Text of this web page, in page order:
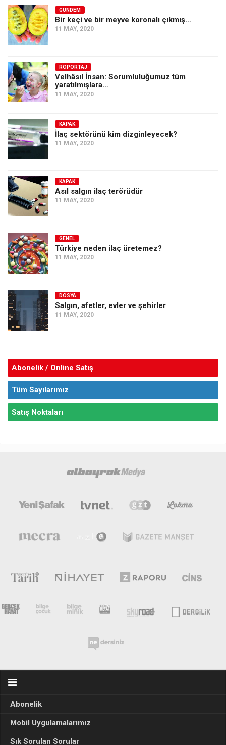
Asya
Amerika
Avustralya
Tarih
Düşünce
Dosyalar
GÜNDEM
Bir keçi ve bir meyve koronalı çıkmış…
11 MAY, 2020
RÖPORTAJ
Velhâsıl İnsan: Sorumluluğumuz tüm
yaratılmışlara…
11 MAY, 2020
KAPAK
İlaç sektörünü kim dizginleyecek?
11 MAY, 2020
KAPAK
Asıl salgın ilaç terörüdür
11 MAY, 2020
GENEL
Türkiye neden ilaç üretemez?
11 MAY, 2020
DOSYA
Salgın, afetler, evler ve şehirler
11 MAY, 2020
Abonelik / Online Satış
Tüm Sayılarımız
Satış Noktaları
Abonelik
Mobil Uygulamalarımız
Sık Sorulan Sorular